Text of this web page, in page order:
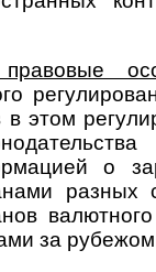
этом
о
разных
за